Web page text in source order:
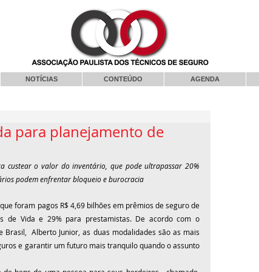
NOTÍCIAS CONTEÚDO AGENDA
para planejamento de
custear o valor do inventário, que pode ultrapassar 20%
podem enfrentar bloqueio e burocracia
foram pagos R$ 4,69 bilhões em prêmios de seguro de
de Vida e 29% para prestamistas. De acordo com o
Brasil,
Alberto Junior , as duas modalidades são as mais
e garantir um futuro mais tranquilo quando o assunto